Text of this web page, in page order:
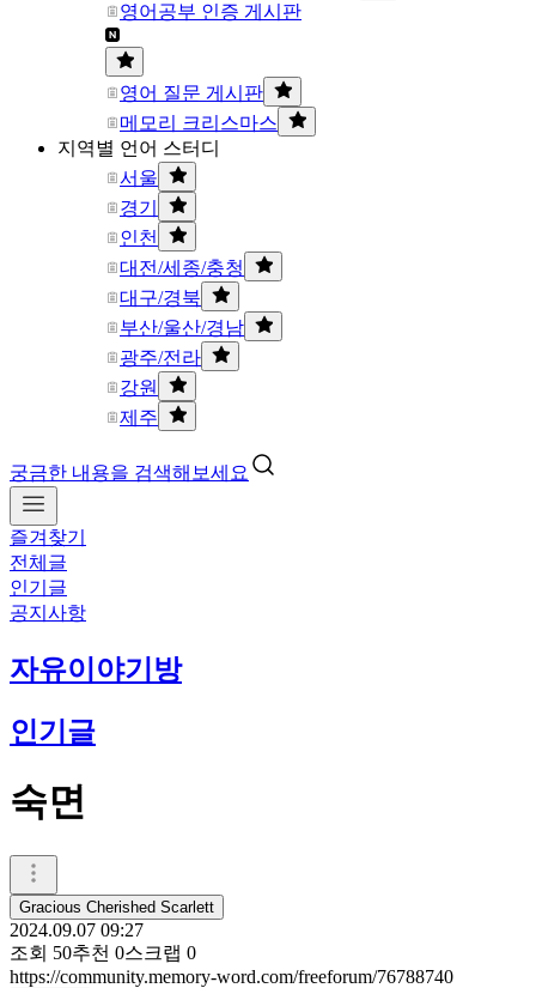
영어공부 인증 게시판
영어 질문 게시판
메모리 크리스마스
지역별 언어 스터디
서울
경기
인천
대전/세종/충청
대구/경북
부산/울산/경남
광주/전라
강원
제주
궁금한 내용을 검색해보세요
즐겨찾기
전체글
인기글
공지사항
자유이야기방
인기글
숙면
Gracious Cherished Scarlett
2024.09.07 09:27
조회 50추천 0스크랩 0
https://community.memory-word.com/freeforum/76788740